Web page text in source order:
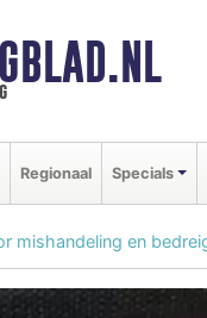
Regionaal Specials
mishandeling en